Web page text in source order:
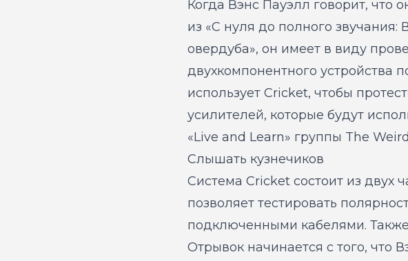
Когда Вэнс Пауэлл говорит, что
из «С нуля до полного звучания:
овердуба», он имеет в виду
двухкомпонентного устройства
использует Cricket, чтобы
усилителей, которые будут
«Live and Learn» группы The
Слышать кузнечиков
Система Cricket состоит из двух
позволяет тестировать
подключенными кабелями.
Отрывок начинается с того, что